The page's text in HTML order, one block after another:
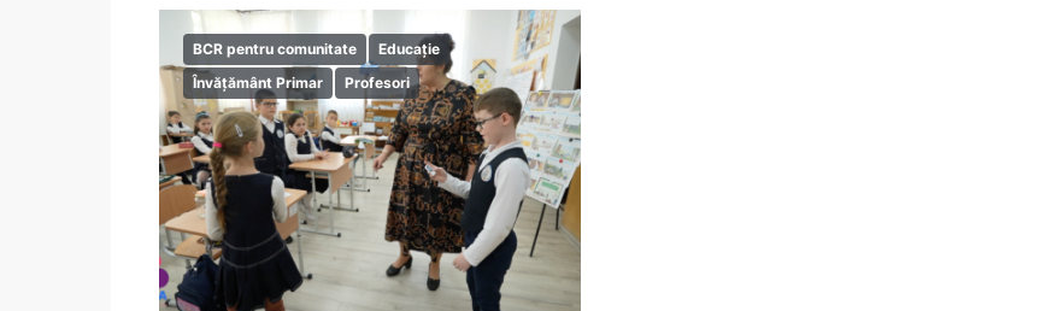
BCR pentru comunitate
Educație
Învățământ Primar
Profesori